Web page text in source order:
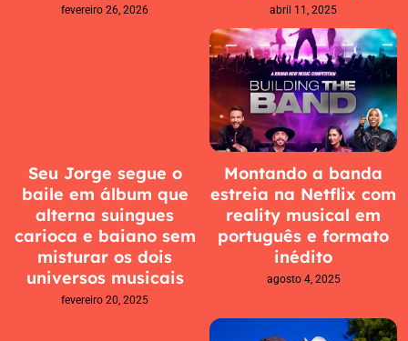
fevereiro 26, 2026 abril 11, 2025
Seu Jorge segue o
baile em álbum que
alterna suingues
carioca e baiano sem
misturar os dois
universos musicais
fevereiro 20, 2025
Montando a banda
estreia na Netflix com
reality musical em
português e formato
inédito
agosto 4, 2025